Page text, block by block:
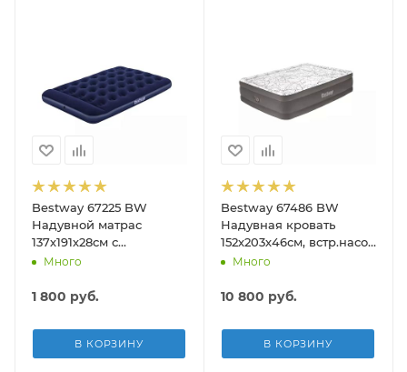
Bestway 67225 BW
Надувной матрас
137х191х28см с
подголовником,
300кг
Много
1 800 руб.
В КОРЗИНУ
Bestway 67486 BW
Надувная кровать
152х203х46см, встр.насос
220В, до 300кг
Много
10 800 руб.
В КОРЗИНУ